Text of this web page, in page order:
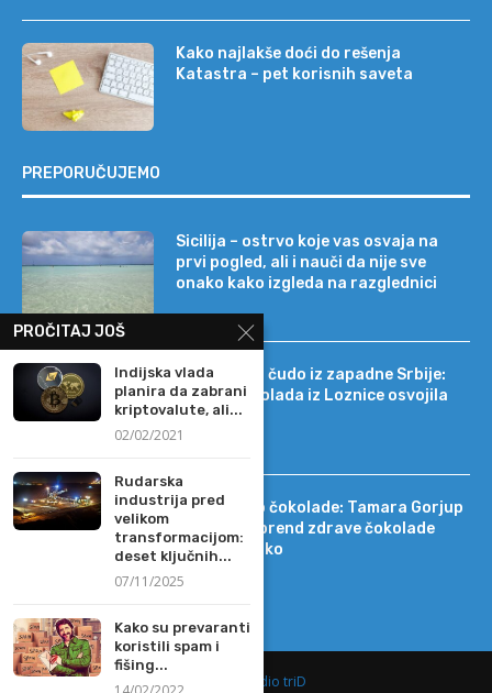
Kako najlakše doći do rešenja
Katastra – pet korisnih saveta
PREPORUČUJEMO
Sicilija – ostrvo koje vas osvaja na
prvi pogled, ali i nauči da nije sve
onako kako izgleda na razglednici
Tehnološko čudo iz zapadne Srbije:
kako je čokolada iz Loznice osvojila
22 tržišta
Od DIF-a do čokolade: Tamara Gorjup
pokrenula brend zdrave čokolade
Kapetan Koko
Studio triD
PROČITAJ JOŠ
Indijska vlada
planira da zabrani
kriptovalute, ali...
02/02/2021
Rudarska
industrija pred
velikom
transformacijom:
deset ključnih...
07/11/2025
Kako su prevaranti
koristili spam i
fišing...